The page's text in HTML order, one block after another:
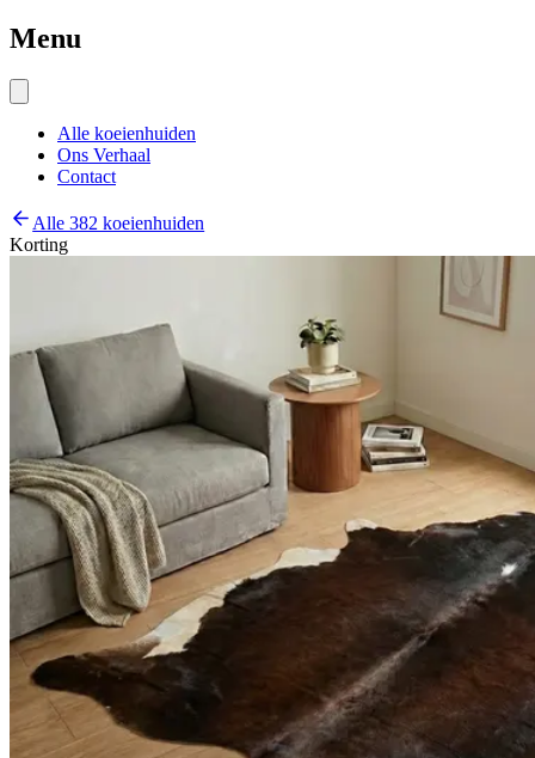
Menu
Alle koeienhuiden
Ons Verhaal
Contact
Alle 382 koeienhuiden
Korting